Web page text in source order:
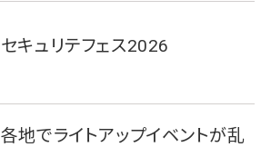
セキュリテフェス2026
各地でライトアップイベントが乱